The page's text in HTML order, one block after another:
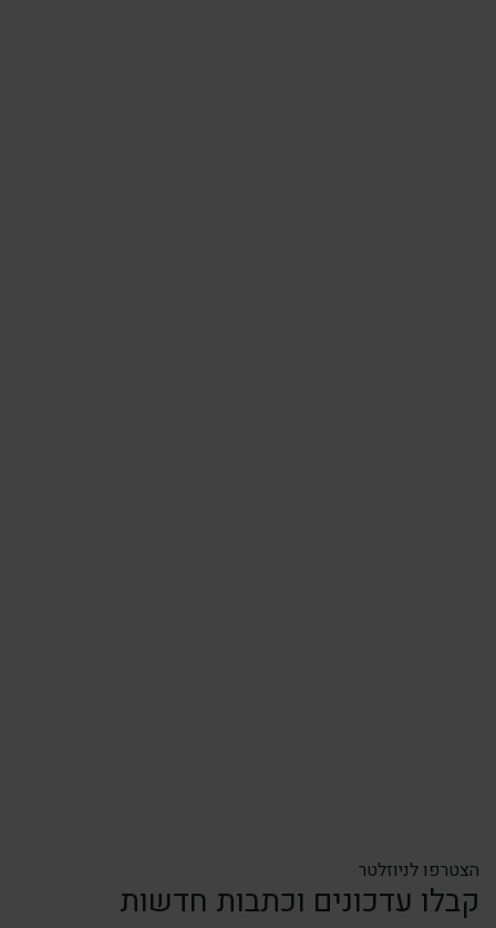
הצטרפו לניוזלטר
קבלו עדכונים וכתבות חדשות